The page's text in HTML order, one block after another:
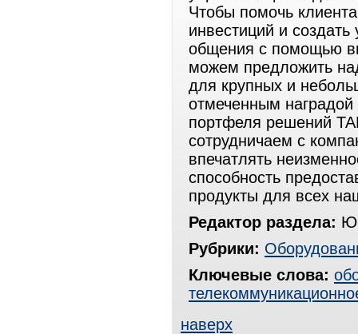
Чтобы помочь
инвестиций и
общения с помощью
можем предложить
для крупных и
отмеченным
портфеля решений
сотрудничаем с
впечатлять
способность
продукты для всех
Редактор раздела:
Рубрики:
Ключевые слова:
наверх